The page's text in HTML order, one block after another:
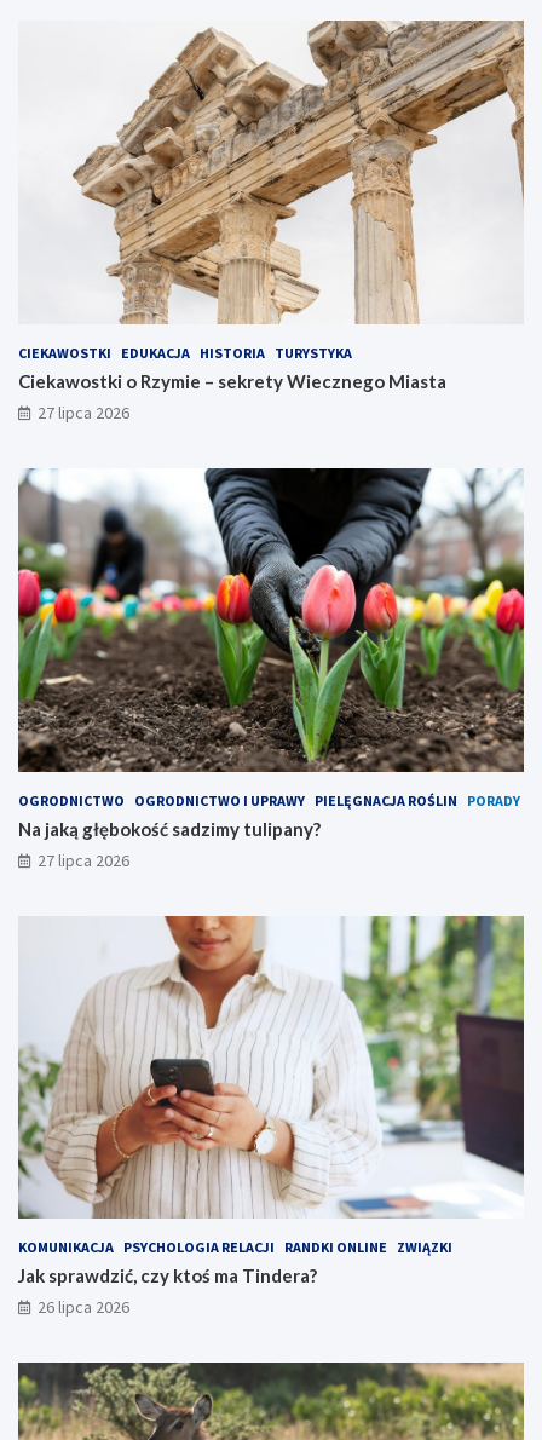
CIEKAWOSTKI EDUKACJA HISTORIA TURYSTYKA
Ciekawostki o Rzymie – sekrety Wiecznego Miasta
27 lipca 2026
OGRODNICTWO OGRODNICTWO I UPRAWY PIELĘGNACJA ROŚLIN PORADY
Na jaką głębokość sadzimy tulipany?
27 lipca 2026
KOMUNIKACJA PSYCHOLOGIA RELACJI RANDKI ONLINE ZWIĄZKI
Jak sprawdzić, czy ktoś ma Tindera?
26 lipca 2026